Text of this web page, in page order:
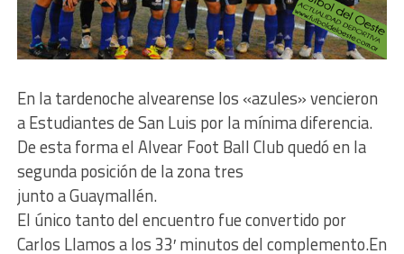
En la tardenoche alvearense los «azules» vencieron
a Estudiantes de San Luis por la mínima diferencia.
De esta forma el Alvear Foot Ball Club quedó en la
segunda posición de la zona tres
junto a Guaymallén.
El único tanto del encuentro fue convertido por
Carlos Llamos a los 33′ minutos del complemento.En